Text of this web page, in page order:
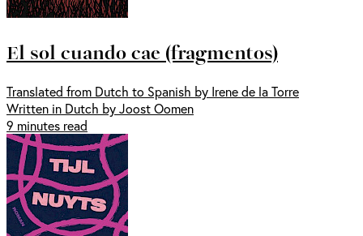
El sol cuando cae (fragmentos)
Translated from Dutch to Spanish by Irene de la Torre
Written in Dutch by Joost Oomen
9 minutes read